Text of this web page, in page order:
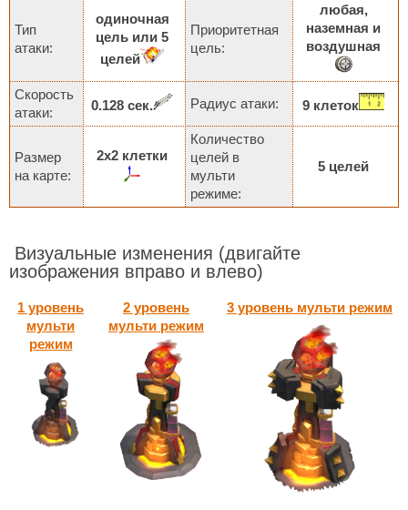
Тип
атаки:
одиночная
цель или 5
целей
Приоритетная
цель:
любая,
наземная и
воздушная
Скорость
атаки:
0.128 сек. Радиус атаки: 9 клеток
Размер
на карте:
2х2 клетки
Количество
целей в
мульти
режиме:
5 целей
Визуальные изменения (двигайте
изображения вправо и влево)
1 уровень
мульти
режим
2 уровень
мульти режим
3 уровень мульти режим